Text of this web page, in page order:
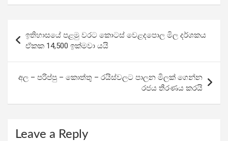
ce
b
o
o
k
tt
er
at
s
A
p
p
e
gr
a
m
ar
e
navigation
ඉතිහාසයේ පළමු වරට කොටස් වෙළදපොල මිල දර්ශකය
ඒකක 14,500 ඉක්මවා යයි
අල – පරිප්පු – කොත්තු – රයිස්වලට පාලන මිලක් ගෙන්න
රජය තීරණය කරයි
Leave a Reply